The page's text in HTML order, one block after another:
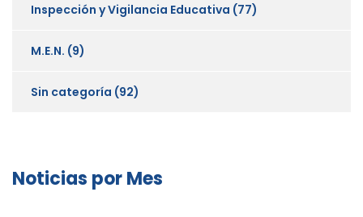
Inspección y Vigilancia Educativa (77)
M.E.N. (9)
Sin categoría (92)
Noticias por Mes